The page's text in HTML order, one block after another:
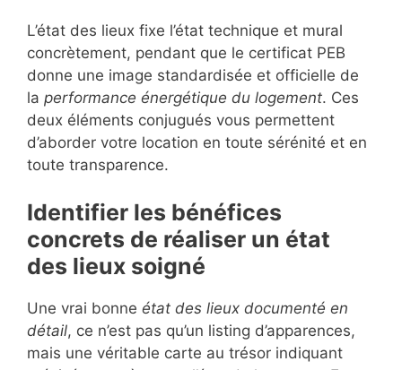
L’état des lieux fixe l’état technique et mural
concrètement, pendant que le certificat PEB
donne une image standardisée et officielle de
la performance énergétique du logement. Ces
deux éléments conjugués vous permettent
d’aborder votre location en toute sérénité et en
toute transparence.
Identifier les bénéfices
concrets de réaliser un état
des lieux soigné
Une vrai bonne état des lieux documenté en
détail, ce n’est pas qu’un listing d’apparences,
mais une véritable carte au trésor indiquant